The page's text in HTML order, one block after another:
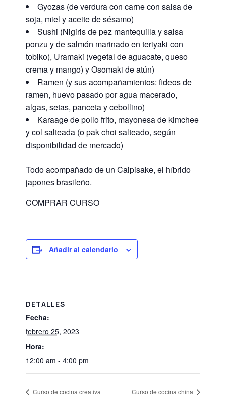
Gyozas (de verdura con carne con salsa de
soja, miel y aceite de sésamo)
Sushi (Nigiris de pez mantequilla y salsa
ponzu y de salmón marinado en teriyaki con
tobiko), Uramaki (vegetal de aguacate, queso
crema y mango) y Osomaki de atún)
Ramen (y sus acompañamientos: fideos de
ramen, huevo pasado por agua macerado,
algas, setas, panceta y cebollino)
Karaage de pollo frito, mayonesa de kimchee
y col salteada (o pak choi salteado, según
disponibilidad de mercado)
Todo acompañado de un Caipisake, el híbrido
japones brasileño.
COMPRAR CURSO
Añadir al calendario
DETALLES
Fecha:
febrero 25, 2023
Hora:
12:00 am - 4:00 pm
Curso de cocina creativa Curso de cocina china